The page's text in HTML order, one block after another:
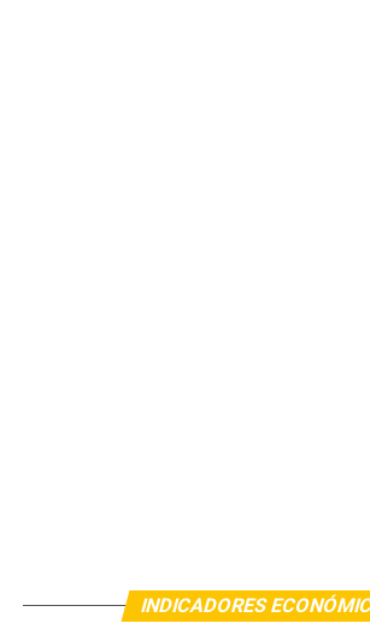
INDICADORES